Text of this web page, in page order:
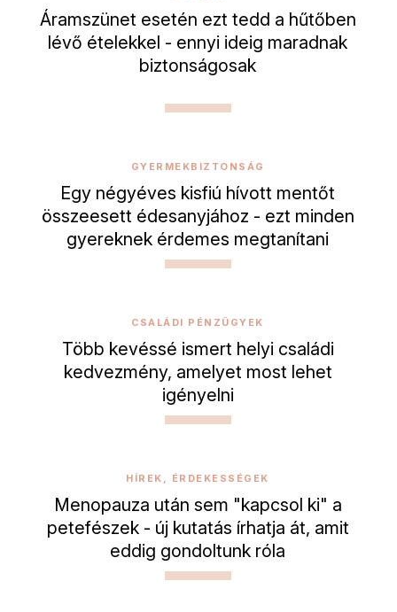
Áramszünet esetén ezt tedd a hűtőben
lévő ételekkel - ennyi ideig maradnak
biztonságosak
GYERMEKBIZTONSÁG
Egy négyéves kisfiú hívott mentőt
összeesett édesanyjához - ezt minden
gyereknek érdemes megtanítani
CSALÁDI PÉNZÜGYEK
Több kevéssé ismert helyi családi
kedvezmény, amelyet most lehet
igényelni
HÍREK, ÉRDEKESSÉGEK
Menopauza után sem "kapcsol ki" a
petefészek - új kutatás írhatja át, amit
eddig gondoltunk róla